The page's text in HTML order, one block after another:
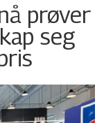
prøver
seg